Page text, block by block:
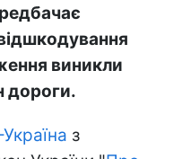
виникли
дороги.
з